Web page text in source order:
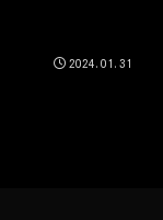
2024.01.31